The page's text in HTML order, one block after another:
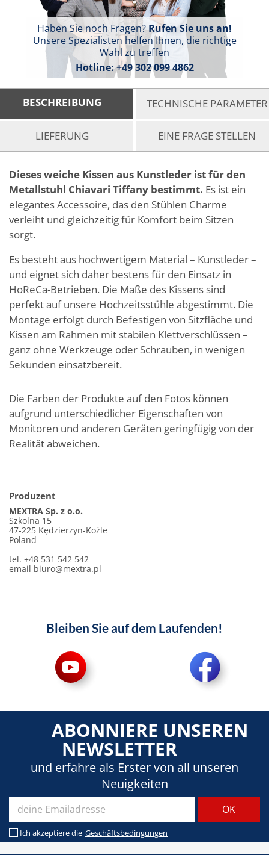
Haben Sie noch Fragen?Rufen Sie uns an!
Unsere Spezialisten helfen Ihnen, die richtige
Wahl zu treffen
Hotline:+49 302 099 4862
BESCHREIBUNG TECHNISCHE PARAMETER
LIEFERUNG EINE FRAGE STELLEN
Dieses weiche Kissen aus Kunstleder ist für den
Metallstuhl Chiavari Tiffany bestimmt. Es ist ein
elegantes Accessoire, das den Stühlen Charme
verleiht und gleichzeitig für Komfort beim Sitzen
sorgt.
Es besteht aus hochwertigem Material – Kunstleder –
und eignet sich daher bestens für den Einsatz in
HoReCa-Betrieben. Die Maße des Kissens sind
perfekt auf unsere Hochzeitsstühle abgestimmt. Die
Montage erfolgt durch Befestigen von Sitzfläche und
Kissen am Rahmen mit stabilen Klettverschlüssen –
ganz ohne Werkzeuge oder Schrauben, in wenigen
Sekunden einsatzbereit.
Die Farben der Produkte auf den Fotos können
aufgrund unterschiedlicher Eigenschaften von
Monitoren und anderen Geräten geringfügig von der
Realität abweichen.
Produzent
MEXTRA Sp. z o.o.
Szkolna 15
47-225 Kędzierzyn-Koźle
Poland
tel. +48 531 542 542
email biuro@mextra.pl
Bleiben Sie auf dem Laufenden!
ABONNIERE UNSEREN
NEWSLETTER
und erfahre als Erster von all unseren
Neuigkeiten
Ich akzeptiere die Geschäftsbedingungen